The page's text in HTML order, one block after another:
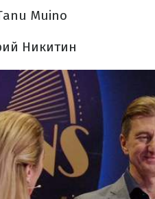
Muino
Никитин